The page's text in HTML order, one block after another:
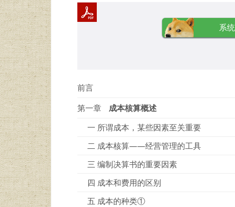
系
前言
第一章
成本核算概述
一 所谓成本，某些因素至关重要
二 成本核算——经营管理的工具
三 编制决算书的重要因素
四 成本和费用的区别
五 成本的种类①